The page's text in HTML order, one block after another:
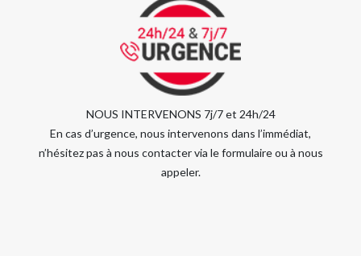
NOUS INTERVENONS 7j/7 et 24h/24
En cas d’urgence, nous intervenons dans l’immédiat,
n’hésitez pas à nous contacter via le formulaire ou à nous
appeler.